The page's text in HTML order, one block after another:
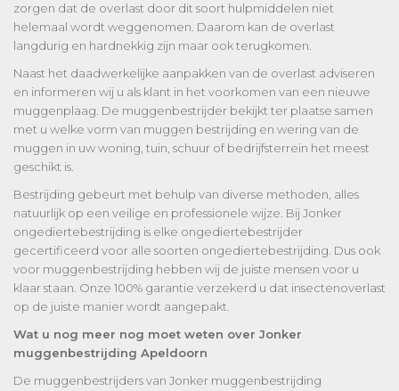
zorgen dat de overlast door dit soort hulpmiddelen niet
helemaal wordt weggenomen. Daarom kan de overlast
langdurig en hardnekkig zijn maar ook terugkomen.
Naast het daadwerkelijke aanpakken van de overlast adviseren
en informeren wij u als klant in het voorkomen van een nieuwe
muggenplaag. De muggenbestrijder bekijkt ter plaatse samen
met u welke vorm van muggen bestrijding en wering van de
muggen in uw woning, tuin, schuur of bedrijfsterrein het meest
geschikt is.
Bestrijding gebeurt met behulp van diverse methoden, alles
natuurlijk op een veilige en professionele wijze. Bij Jonker
ongediertebestrijding is elke ongediertebestrijder
gecertificeerd voor alle soorten ongediertebestrijding. Dus ook
voor muggenbestrijding hebben wij de juiste mensen voor u
klaar staan. Onze 100% garantie verzekerd u dat insectenoverlast
op de juiste manier wordt aangepakt.
Wat u nog meer nog moet weten over Jonker
muggenbestrijding Apeldoorn
De muggenbestrijders van Jonker muggenbestrijding